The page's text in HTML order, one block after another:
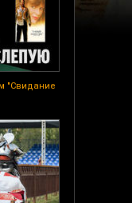
"Свидание